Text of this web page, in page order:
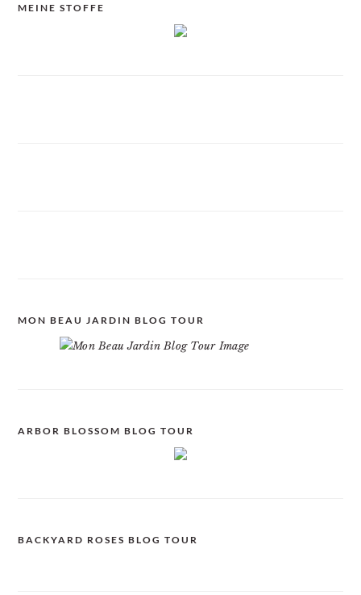
MEINE STOFFE
MON BEAU JARDIN BLOG TOUR
ARBOR BLOSSOM BLOG TOUR
BACKYARD ROSES BLOG TOUR